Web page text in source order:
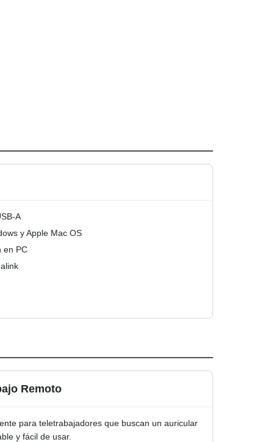
A
y Apple Mac OS
en PC
Remoto
para teletrabajadores que buscan un auricular
y fácil de usar.